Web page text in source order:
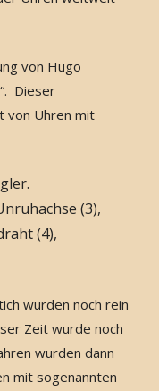
von Hugo
Dieser
von Uhren mit
(3),
(4),
wurden noch rein
Zeit wurde noch
wurden dann
mit sogenannten